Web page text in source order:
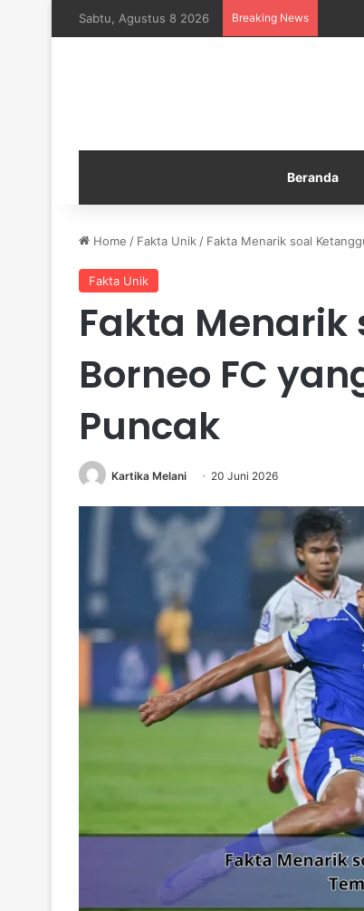
Sabtu, Agustus 8 2026 Breaking News
Beranda
Home / Fakta Unik / Fakta Menarik soal
Fakta Unik
Fakta
Borneo FC
Puncak
Kartika Melani 20 Juni 2026